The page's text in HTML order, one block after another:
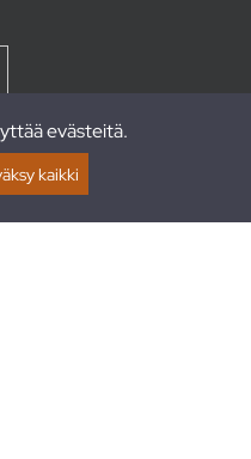
evästeitä.
kaikki